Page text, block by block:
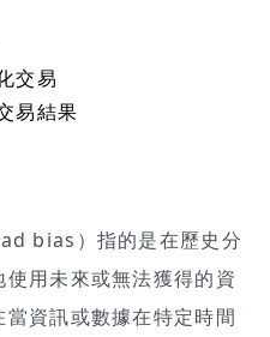
交易
易結果
bias）指的是在歷史分
用未來或無法獲得的資
資訊或數據在特定時間